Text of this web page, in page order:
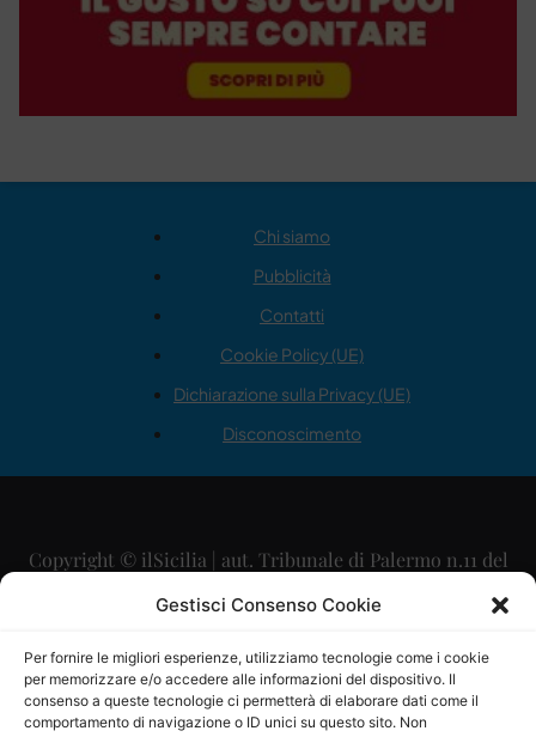
Gestisci Consenso Cookie
Per fornire le migliori esperienze, utilizziamo tecnologie come i cookie
per memorizzare e/o accedere alle informazioni del dispositivo. Il
consenso a queste tecnologie ci permetterà di elaborare dati come il
comportamento di navigazione o ID unici su questo sito. Non
Chi siamo
Pubblicità
Contatti
Cookie Policy (UE)
Dichiarazione sulla Privacy (UE)
Disconoscimento
Copyright © ilSicilia | aut. Tribunale di Palermo n.11 del
29/09/2015
Direttore Editoriale: Maurizio Scaglione